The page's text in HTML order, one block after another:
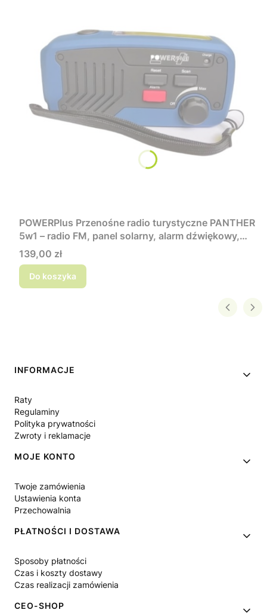
POWERPlus Przenośne radio turystyczne PANTHER
5w1 – radio FM, panel solarny, alarm dźwiękowy,
powerbank, latarka LED
Cena
139,00 zł
Do koszyka
Linki w stopce
INFORMACJE
Raty
Regulaminy
Polityka prywatności
Zwroty i reklamacje
MOJE KONTO
Twoje zamówienia
Ustawienia konta
Przechowalnia
PŁATNOŚCI I DOSTAWA
Sposoby płatności
Czas i koszty dostawy
Czas realizacji zamówienia
CEO-SHOP